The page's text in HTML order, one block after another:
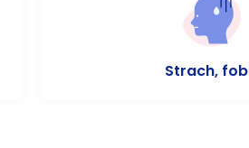
Strach,